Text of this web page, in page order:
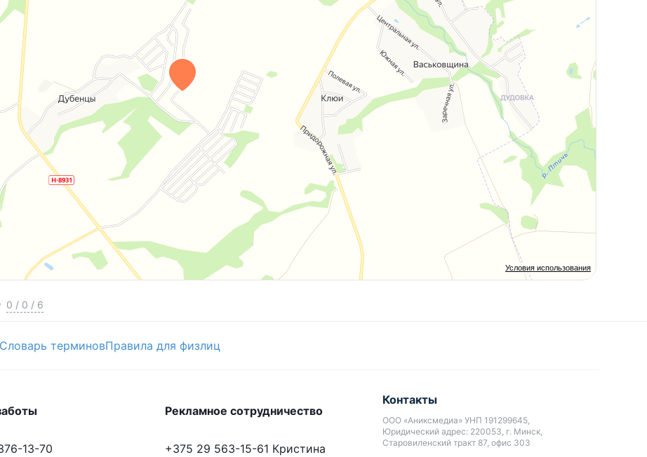
Условия использования
0 / 0 / 6
Словарь терминовПравила для физлиц
13-70
Рекламное сотрудничество
+375 29 563-15-61 Кристина
Контакты
ООО «Аниксмедиа» УНП 191299645,
Юридический адрес: 220053, г. Минск,
Старовиленский тракт 87, офис 303